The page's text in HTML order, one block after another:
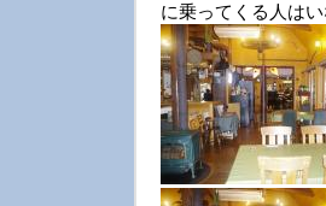
に乗ってくる人は